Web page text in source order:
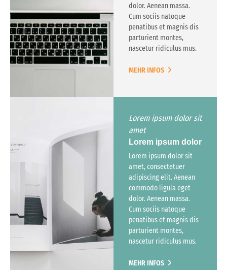
dolor. Aenean massa.
Cum sociis natoque
penatibus et magnis dis
parturient montes,
nascetur ridiculus mus.
MEHR INFOS
Lorem ipsum dolor sit
amet
Lorem ipsum dolor
Lorem ipsum dolor sit
amet, consectetuer
adipiscing elit. Aenean
commodo ligula eget
dolor. Aenean massa.
Cum sociis natoque
penatibus et magnis dis
parturient montes,
nascetur ridiculus mus.
MEHR INFOS